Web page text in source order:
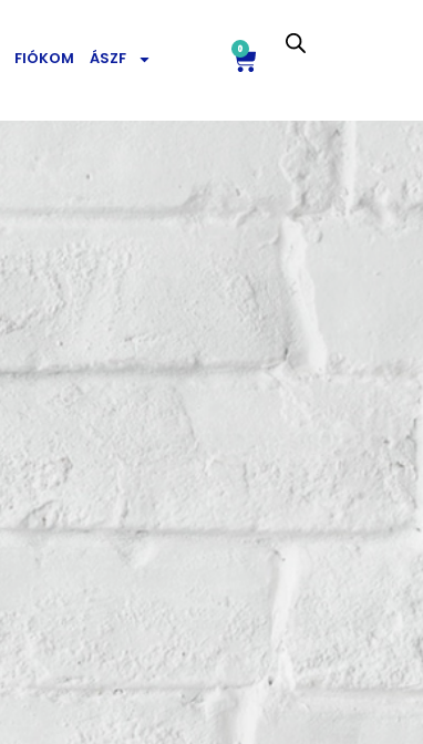
FIÓKOM ÁSZF 0